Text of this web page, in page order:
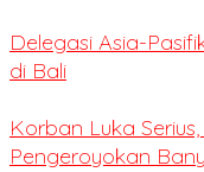
Delegasi Asia-
di Bali
Korban Luka
Pengeroyokan